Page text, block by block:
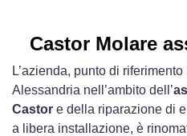
Castor Molare
L’azienda, punto di
Alessandria nell’ambito dell’
Castor e della riparazione di
a libera installazione, è